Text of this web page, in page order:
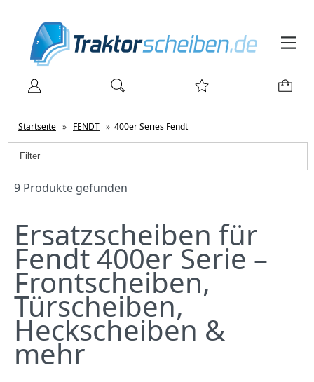
Startseite » FENDT » 400er Series Fendt
Filter
9 Produkte gefunden
Ersatzscheiben für
Fendt 400er Serie –
Frontscheiben,
Türscheiben,
Heckscheiben &
mehr